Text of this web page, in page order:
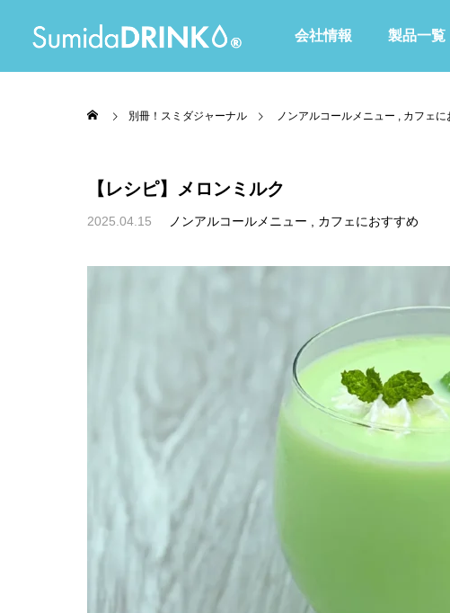
会社情報 製品一覧
全て Waltoシリーズ
黄・オレンジ色
別冊！スミダジャーナル ノンアルコールメニュー カフェに
【レシピ】メロンミルク
2025.04.15 ノンアルコールメニュー カフェにおすすめ